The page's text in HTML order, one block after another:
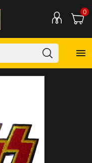
0
